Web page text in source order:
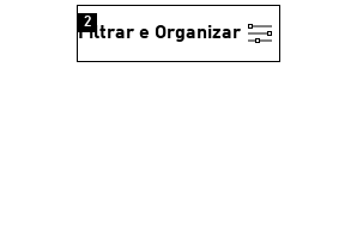
Filtrar e Organizar
2